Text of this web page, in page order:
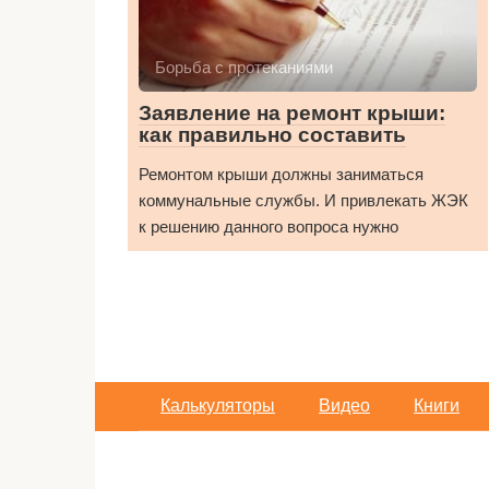
Борьба с протеканиями
Заявление на ремонт крыши:
как правильно составить
Ремонтом крыши должны заниматься
коммунальные службы. И привлекать ЖЭК
к решению данного вопроса нужно
Калькуляторы Видео Книги